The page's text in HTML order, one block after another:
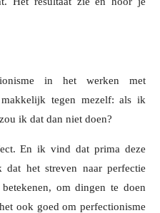
in het werken met
tegen mezelf: als ik
ik dat dan niet doen?
En ik vind dat prima deze
het streven naar perfectie
om dingen te doen
ook goed om perfectionisme